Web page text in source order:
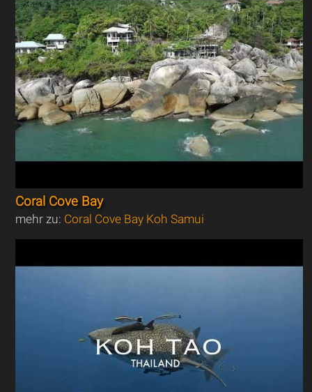
Coral Cove Bay
mehr zu: Coral Cove Bay Koh Samui